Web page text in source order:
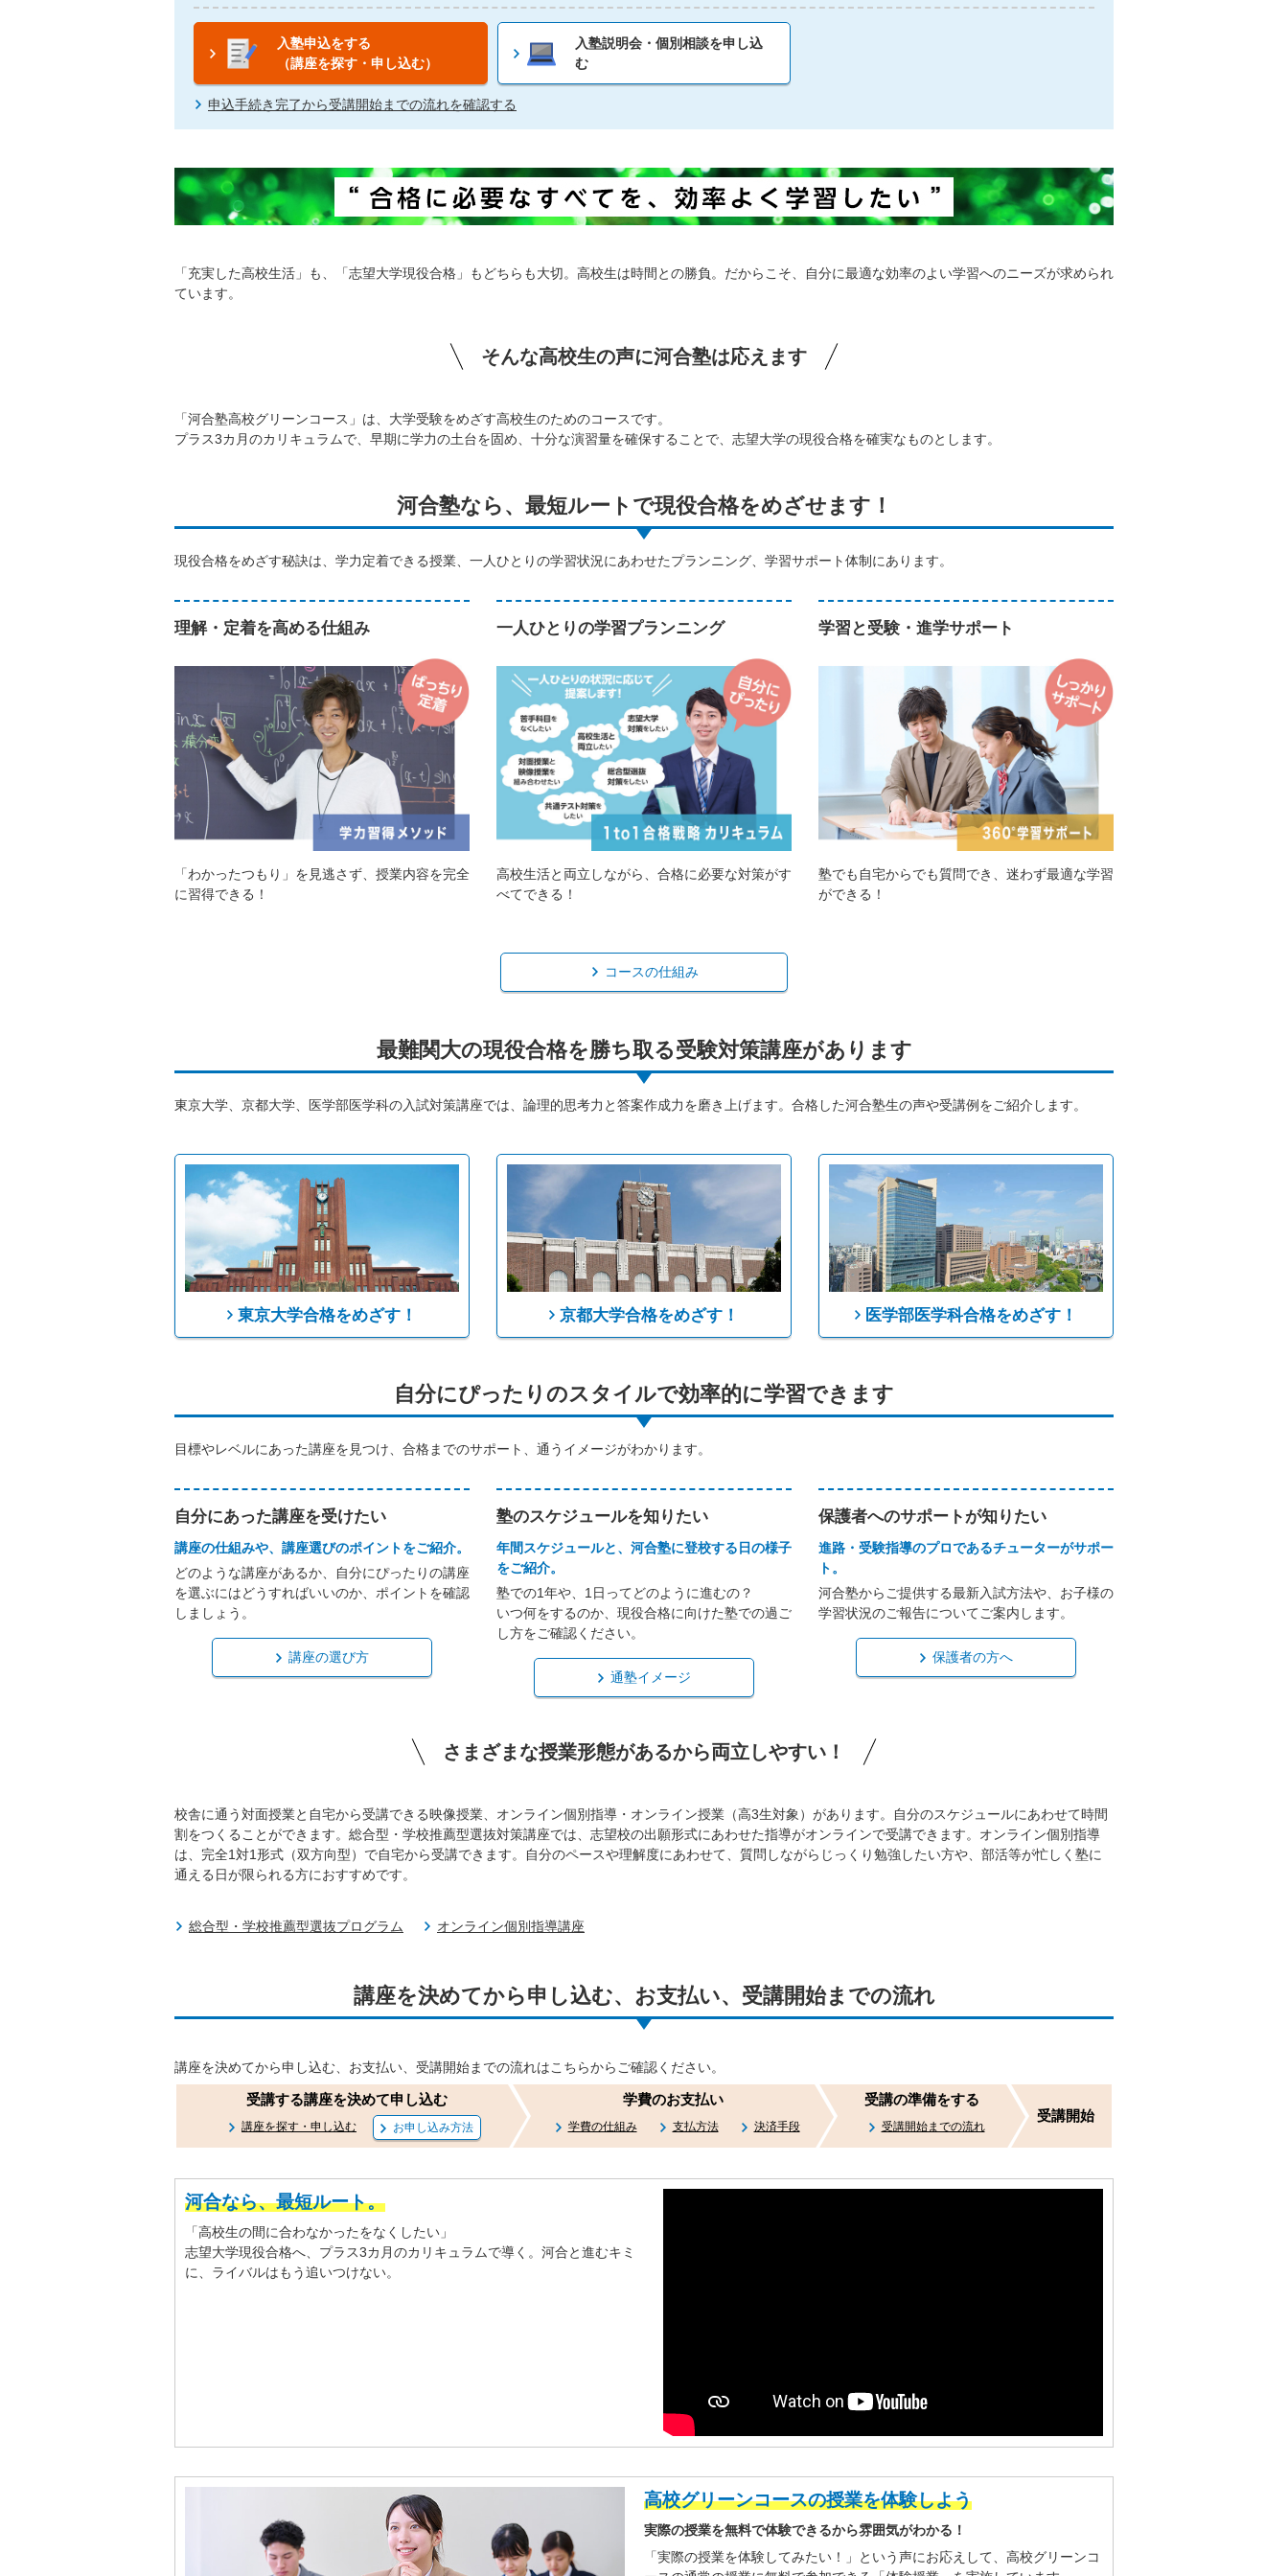
入塾申込をする
（講座を探す・申し込む）
入塾説明会・個別相談を申し込
む
申込手続き完了から受講開始までの流れを確認する
「充実した高校生活」も、「志望大学現役合格」もどちらも大切。高校生は時間との勝負。だからこそ、自分に最適な効率のよい学習へのニーズが求められ
ています。
そんな高校生の声に河合塾は応えます
「河合塾高校グリーンコース」は、大学受験をめざす高校生のためのコースです。
プラス3カ月のカリキュラムで、早期に学力の土台を固め、十分な演習量を確保することで、志望大学の現役合格を確実なものとします。
河合塾なら、最短ルートで現役合格をめざせます！
現役合格をめざす秘訣は、学力定着できる授業、一人ひとりの学習状況にあわせたプランニング、学習サポート体制にあります。
理解・定着を高める仕組み
「わかったつもり」を見逃さず、授業内容を完全
に習得できる！
一人ひとりの学習プランニング
高校生活と両立しながら、合格に必要な対策がす
べてできる！
学習と受験・進学サポート
塾でも自宅からでも質問でき、迷わず最適な学習
ができる！
コースの仕組み
最難関大の現役合格を勝ち取る受験対策講座があります
東京大学、京都大学、医学部医学科の入試対策講座では、論理的思考力と答案作成力を磨き上げます。合格した河合塾生の声や受講例をご紹介します。
東京大学合格をめざす！ 京都大学合格をめざす！ 医学部医学科合格をめざす！
自分にぴったりのスタイルで効率的に学習できます
目標やレベルにあった講座を見つけ、合格までのサポート、通うイメージがわかります。
自分にあった講座を受けたい
講座の仕組みや、講座選びのポイントをご紹介。
どのような講座があるか、自分にぴったりの講座
を選ぶにはどうすればいいのか、ポイントを確認
しましょう。
講座の選び方
塾のスケジュールを知りたい
年間スケジュールと、河合塾に登校する日の様子
をご紹介。
塾での1年や、1日ってどのように進むの？
いつ何をするのか、現役合格に向けた塾での過ご
し方をご確認ください。
通塾イメージ
保護者へのサポートが知りたい
進路・受験指導のプロであるチューターがサポー
ト。
河合塾からご提供する最新入試方法や、お子様の
学習状況のご報告についてご案内します。
保護者の方へ
さまざまな授業形態があるから両立しやすい！
校舎に通う対面授業と自宅から受講できる映像授業、オンライン個別指導・オンライン授業（高3生対象）があります。自分のスケジュールにあわせて時間
割をつくることができます。総合型・学校推薦型選抜対策講座では、志望校の出願形式にあわせた指導がオンラインで受講できます。オンライン個別指導
は、完全1対1形式（双方向型）で自宅から受講できます。自分のペースや理解度にあわせて、質問しながらじっくり勉強したい方や、部活等が忙しく塾に
通える日が限られる方におすすめです。
総合型・学校推薦型選抜プログラム オンライン個別指導講座
講座を決めてから申し込む、お支払い、受講開始までの流れ
講座を決めてから申し込む、お支払い、受講開始までの流れはこちらからご確認ください。
受講する講座を決めて申し込む
講座を探す・申し込む お申し込み方法
学費のお支払い
学費の仕組み 支払方法 決済手段
受講の準備をする
受講開始までの流れ
受講開始
河合なら、最短ルート。
「高校生の間に合わなかったをなくしたい」
志望大学現役合格へ、プラス3カ月のカリキュラムで導く。河合と進むキミ
に、ライバルはもう追いつけない。
高校グリーンコースの授業を体験しよう
実際の授業を無料で体験できるから雰囲気がわかる！
「実際の授業を体験してみたい！」という声にお応えして、高校グリーンコ